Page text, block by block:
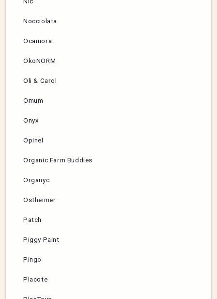
Nocciolata
Ocamora
ÖkoNORM
Oli & Carol
Omum
Onyx
Opinel
Organic Farm Buddies
Organyc
Ostheimer
Patch
Piggy Paint
Pingo
Placote